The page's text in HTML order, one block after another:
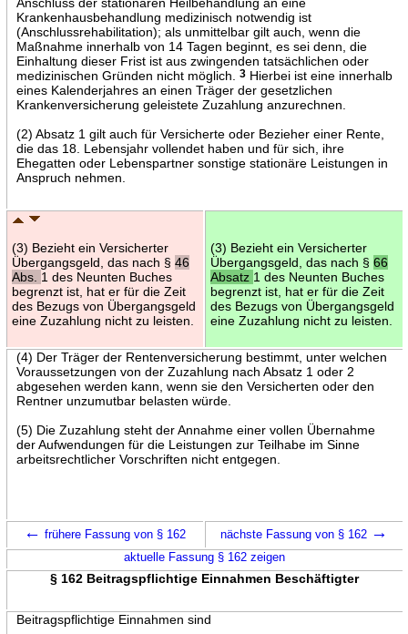
Krankenhausbehandlung medizinisch notwendig ist
(Anschlussrehabilitation); als unmittelbar gilt auch, wenn die
Maßnahme innerhalb von 14 Tagen beginnt, es sei denn, die
Einhaltung dieser Frist ist aus zwingenden tatsächlichen oder
medizinischen Gründen nicht möglich.
3Hierbei ist eine innerhalb
eines Kalenderjahres an einen Träger der gesetzlichen
Krankenversicherung geleistete Zuzahlung anzurechnen.
(2) Absatz 1 gilt auch für Versicherte oder Bezieher einer Rente,
die das 18. Lebensjahr vollendet haben und für sich, ihre
Ehegatten oder Lebenspartner sonstige stationäre Leistungen in
Anspruch nehmen.
(3) Bezieht ein Versicherter
Übergangsgeld, das nach § 46
Abs. 1 des Neunten Buches
begrenzt ist, hat er für die Zeit
des Bezugs von Übergangsgeld
eine Zuzahlung nicht zu leisten.
(3) Bezieht ein Versicherter
Übergangsgeld, das nach § 66
Absatz 1 des Neunten Buches
begrenzt ist, hat er für die Zeit
des Bezugs von Übergangsgeld
eine Zuzahlung nicht zu leisten.
(4) Der Träger der Rentenversicherung bestimmt, unter welchen
Voraussetzungen von der Zuzahlung nach Absatz 1 oder 2
abgesehen werden kann, wenn sie den Versicherten oder den
Rentner unzumutbar belasten würde.
(5) Die Zuzahlung steht der Annahme einer vollen Übernahme
der Aufwendungen für die Leistungen zur Teilhabe im Sinne
arbeitsrechtlicher Vorschriften nicht entgegen.
← frühere Fassung von § 162 nächste Fassung von § 162 →
aktuelle Fassung § 162 zeigen
§ 162 Beitragspflichtige Einnahmen Beschäftigter
Beitragspflichtige Einnahmen sind